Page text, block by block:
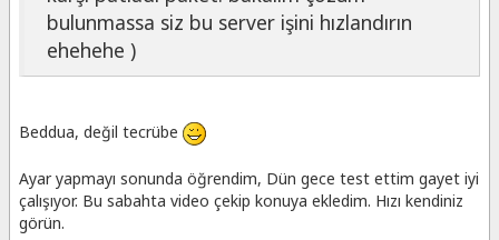
bulunmassa siz bu server işini hızlandırın
ehehehe )
Beddua, değil tecrübe
Ayar yapmayı sonunda öğrendim, Dün gece test ettim gayet iyi
çalışıyor. Bu sabahta video çekip konuya ekledim. Hızı kendiniz
görün.